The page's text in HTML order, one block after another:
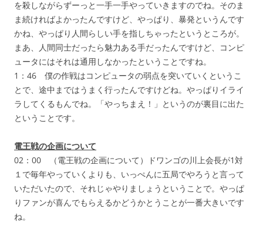
を殺しながらずーっと一手一手やっていきますのでね。そのま
ま続ければよかったんですけど、やっぱり、暴発というんです
かね、やっぱり人間らしい手を指しちゃったというところが。
まあ、人間同士だったら魅力ある手だったんですけど、コンピ
ュータにはそれは通用しなかったということですね。
1：46 僕の作戦はコンピュータの弱点を突いていくというこ
とで、途中まではうまく行ったんですけどね。やっぱりイライ
ラしてくるもんでね。「やっちまえ！」というのが裏目に出た
ということです。
電王戦の企画について
02：00 （電王戦の企画について）ドワンゴの川上会長が1対
１で毎年やっていくよりも、いっぺんに五局でやろうと言って
いただいたので、それじゃやりましょうということで。やっぱ
りファンが喜んでもらえるかどうかとうことが一番大きいです
ね。